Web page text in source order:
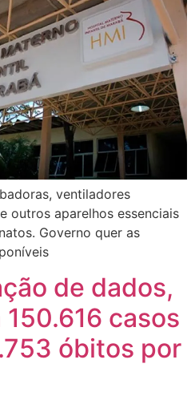
ventiladores
outros aparelhos essenciais
Governo quer as
de dados,
casos
óbitos por